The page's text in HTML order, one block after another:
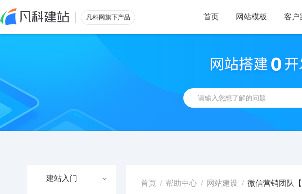
凡科网旗下产品 首页 网站模板 客户
建站入门
首页 / 帮助中心 / 网站建设 / 微信营销团队